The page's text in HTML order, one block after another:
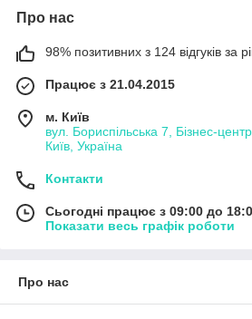
Про нас
98% позитивних з 124 відгуків за
Працює з 21.04.2015
м. Київ
вул. Бориспільська 7, Бізнес-
Київ, Україна
Контакти
Сьогодні працює з 09:00 до
Показати весь графік роботи
Про нас